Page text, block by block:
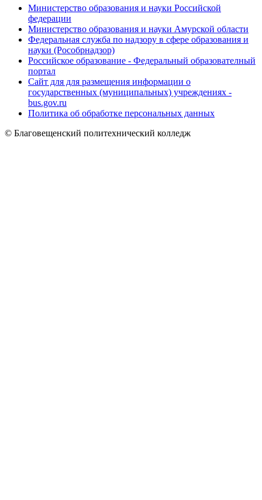
Министерство образования и науки Российской
федерации
Министерство образования и науки Амурской области
Федеральная служба по надзору в сфере образования и
науки (Рособрнадзор)
Российское образование - Федеральный образователный
портал
Сайт для для размещения информации о
государственных (муниципальных) учреждениях -
bus.gov.ru
Политика об обработке персональных данных
© Благовещенский политехнический колледж